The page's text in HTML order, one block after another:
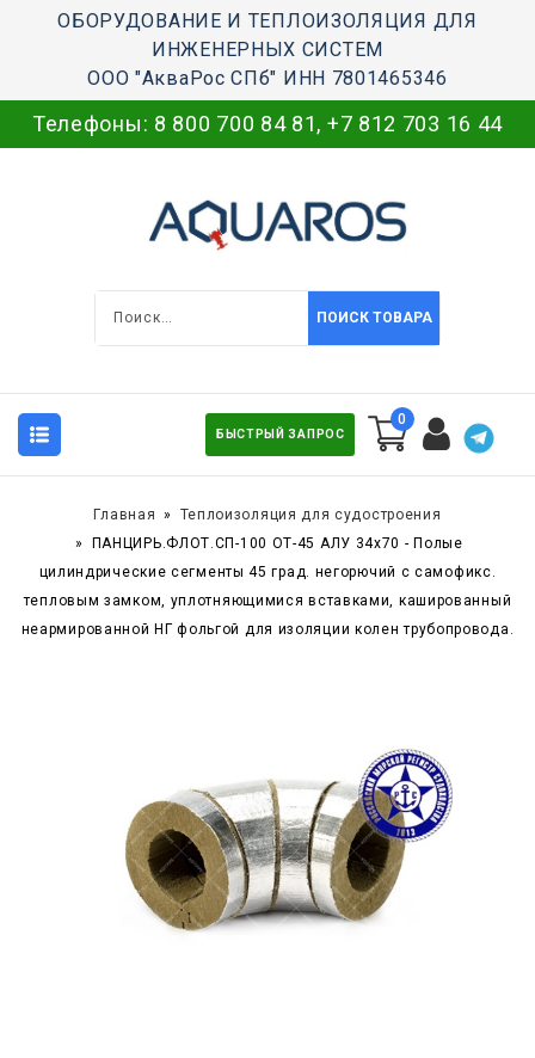
ОБОРУДОВАНИЕ И ТЕПЛОИЗОЛЯЦИЯ ДЛЯ
ИНЖЕНЕРНЫХ СИСТЕМ
ООО "АкваРос СПб" ИНН 7801465346
Телефоны: 8 800 700 84 81, +7 812 703 16 44
ПОИСК ТОВАРА
БЫСТРЫЙ ЗАПРОС
0
Главная
Теплоизоляция для судостроения
ПАНЦИРЬ.ФЛОТ.СП-100 ОТ-45 АЛУ 34x70 - Полые
цилиндрические сегменты 45 град. негорючий c самофикс.
тепловым замком, уплотняющимися вставками, кашированный
неармированной НГ фольгой для изоляции колен трубопровода.